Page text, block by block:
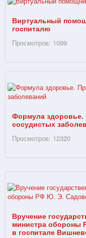
Виртуальный
госпиталю
Просмотров: 1099
Формула здоровье.
сосудистых
Просмотров: 12320
Вручение
министра обороны
в госпитале